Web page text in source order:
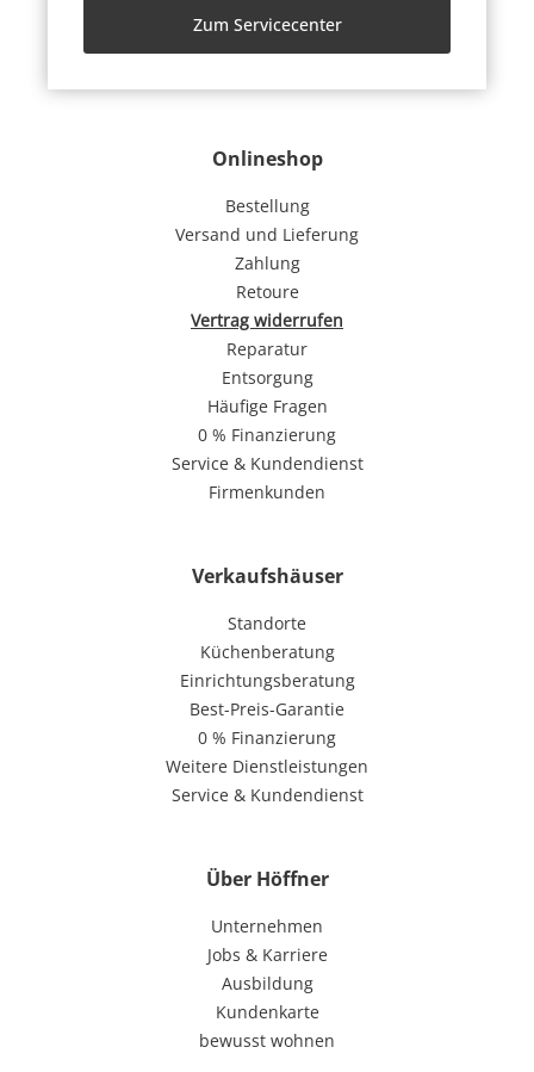
Onlineshop
Bestellung
Versand und Lieferung
Zahlung
Retoure
Vertrag widerrufen
Reparatur
Entsorgung
Häufige Fragen
0 % Finanzierung
Service & Kundendienst
Firmenkunden
Verkaufshäuser
Standorte
Küchenberatung
Einrichtungsberatung
Best-Preis-Garantie
0 % Finanzierung
Weitere Dienstleistungen
Service & Kundendienst
Über Höffner
Unternehmen
Jobs & Karriere
Ausbildung
Kundenkarte
bewusst wohnen
Zum Servicecenter